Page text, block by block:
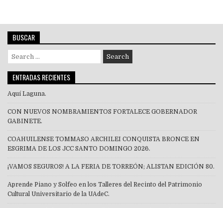
BUSCAR
Search
for:
ENTRADAS RECIENTES
Aquí Laguna.
CON NUEVOS NOMBRAMIENTOS FORTALECE GOBERNADOR
GABINETE.
COAHUILENSE TOMMASO ARCHILEI CONQUISTA BRONCE EN
ESGRIMA DE LOS JCC SANTO DOMINGO 2026.
¡VAMOS SEGUROS! A LA FERIA DE TORREÓN; ALISTAN EDICIÓN 80.
Aprende Piano y Solfeo en los Talleres del Recinto del Patrimonio
Cultural Universitario de la UAdeC.